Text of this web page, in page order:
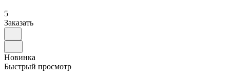
5
Заказать
Новинка
Быстрый просмотр